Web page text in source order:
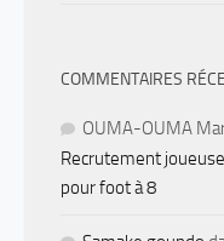
COMMENTAIRES
OUMA-OUMA
Recrutement
pour foot à 8